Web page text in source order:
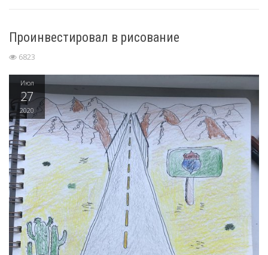
Проинвестировал в рисование
6823
Июл
27
2020